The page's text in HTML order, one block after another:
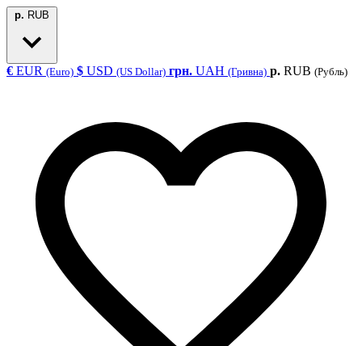
р. RUB
€ EUR (Euro) $ USD (US Dollar) грн. UAH (Гривна) р. RUB (Рубль)